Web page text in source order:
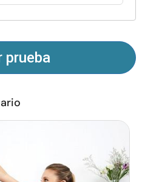
los derechos reservados.
prueba